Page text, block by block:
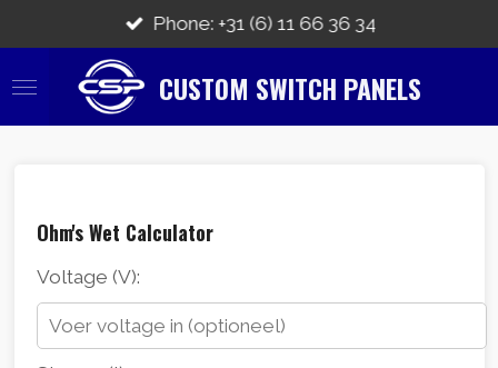
direct
naar
CUSTOM SWITCH PANELS
Phone: +31 (6) 11 66 36 34
Ohm's Wet Calculator
Voltage (V):